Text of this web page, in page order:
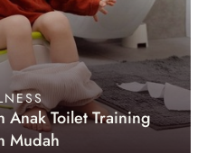
Anak Toilet Training
Mudah